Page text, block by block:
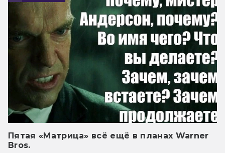
Пятая «Матрица» всё ещё в планах Warner
Bros.